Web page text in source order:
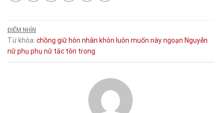
ĐIỂM NHÌN
Từ khóa: chồng giữ hôn nhân khôn luôn muốn nàyngoạn Nguyễn
nữphụ phụ nữ tắc tôn trong